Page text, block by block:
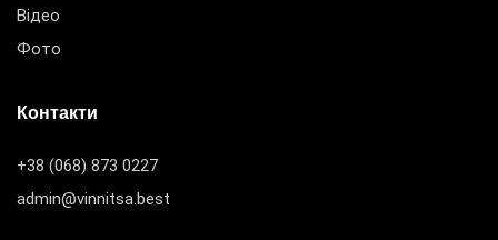
Відео
Фото
Контакти
+38 (068) 873 0227
admin@vinnitsa.best